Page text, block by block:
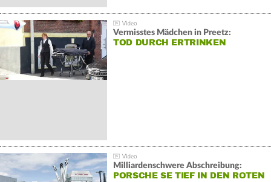
Vermisstes Mädchen in Preetz:
TOD DURCH ERTRINKEN
Milliardenschwere Abschreibung:
PORSCHE SE TIEF IN DEN ROTEN